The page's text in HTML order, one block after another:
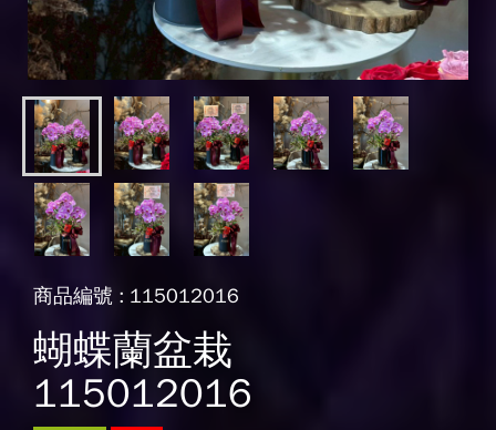
商品編號 : 115012016
蝴蝶蘭盆栽
115012016